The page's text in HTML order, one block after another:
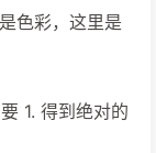
色彩，这里是
1. 得到绝对的